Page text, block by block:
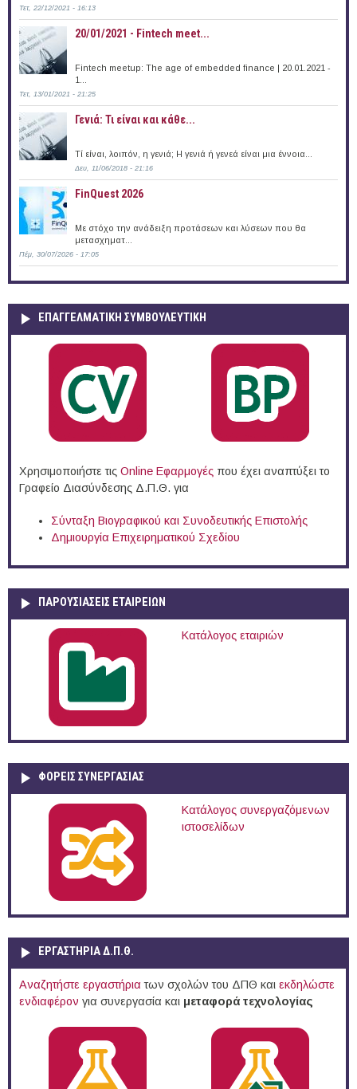
Τετ, 22/12/2021 - 16:13
20/01/2021 - Fintech meet...
Fintech meetup: The age of embedded finance | 20.01.2021 -
1...
Τετ, 13/01/2021 - 21:25
Γενιά: Τι είναι και κάθε...
Τί είναι, λοιπόν, η γενιά; Η γενιά ή γενεά είναι μια έννοια...
Δευ, 11/06/2018 - 21:16
FinQuest 2026
Με στόχο την ανάδειξη προτάσεων και λύσεων που θα
μετασχηματ...
Πέμ, 30/07/2026 - 17:05
ΕΠΑΓΓΕΛΜΑΤΙΚΉ ΣΥΜΒΟΥΛΕΥΤΙΚΉ
Χρησιμοποιήστε τις Online Eφαρμογές που έχει αναπτύξει το
Γραφείο Διασύνδεσης Δ.Π.Θ. για
Σύνταξη Βιογραφικού και Συνοδευτικής Επιστολής
Δημιουργία Επιχειρηματικού Σχεδίου
ΠΑΡΟΥΣΙΆΣΕΙΣ ΕΤΑΙΡΕΙΏΝ
Κατάλογος εταιριών
ΦΟΡΕΙΣ ΣΥΝΕΡΓΑΣΙΑΣ
Κατάλογος συνεργαζόμενων
ιστοσελίδων
ΕΡΓΑΣΤΗΡΙΑ Δ.Π.Θ.
Αναζητήστε εργαστήρια των σχολών του ΔΠΘ και εκδηλώστε
ενδιαφέρον για συνεργασία και μεταφορά τεχνολογίας